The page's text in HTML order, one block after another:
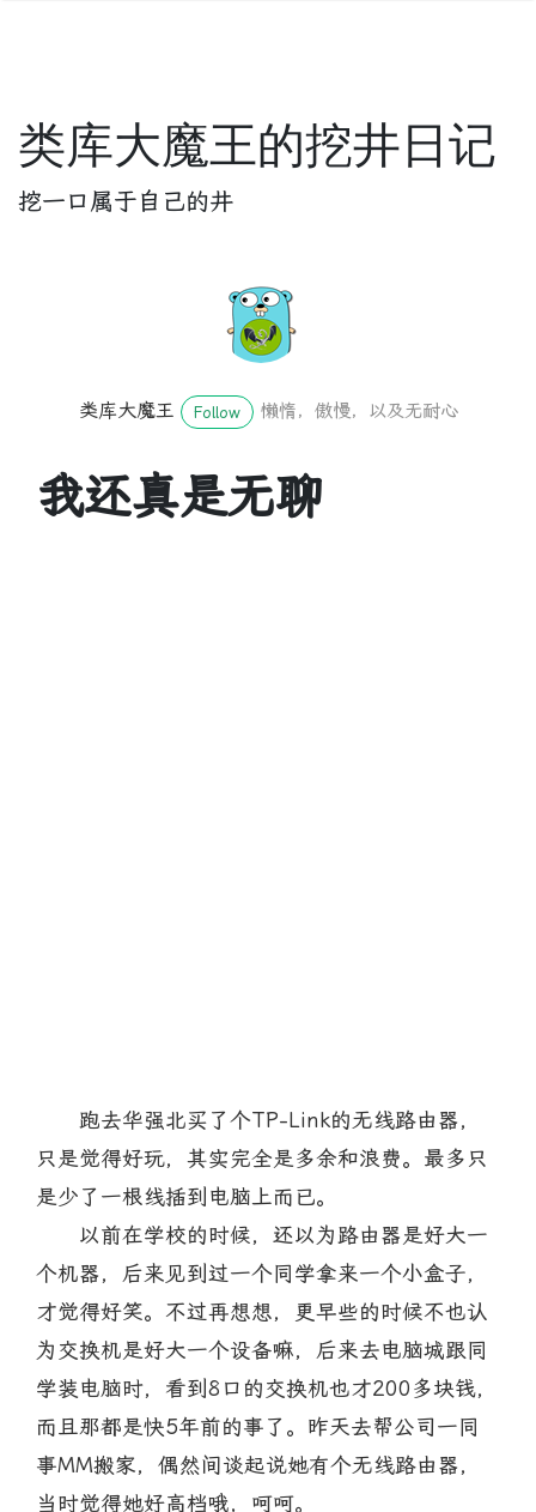
类库大魔王的挖井日记
挖一口属于自己的井
类库大魔王 Follow 懒惰，傲慢，以及无耐心
我还真是无聊
跑去华强北买了个TP-Link的无线路由器，
只是觉得好玩，其实完全是多余和浪费。最多只
是少了一根线插到电脑上而已。
以前在学校的时候，还以为路由器是好大一
个机器，后来见到过一个同学拿来一个小盒子，
才觉得好笑。不过再想想，更早些的时候不也认
为交换机是好大一个设备嘛，后来去电脑城跟同
学装电脑时，看到8口的交换机也才200多块钱，
而且那都是快5年前的事了。昨天去帮公司一同
事MM搬家，偶然间谈起说她有个无线路由器，
当时觉得她好高档哦，呵呵。